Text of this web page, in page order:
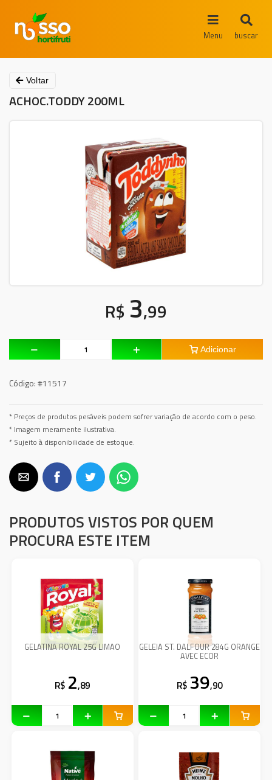
Menu buscar
Voltar
ACHOC.TODDY 200ML
R$ 3,99
Adicionar
Código:#11517
* Preços de produtos pesáveis podem sofrer variação de acordo com o peso.
* Imagem meramente ilustrativa.
* Sujeito à disponibilidade de estoque.
PRODUTOS VISTOS POR QUEM
PROCURA ESTE ITEM
GELATINA ROYAL 25G LIMAO
R$ 2,89
GELEIA ST. DALFOUR 284G ORANGE
AVEC ECOR
R$ 39,90